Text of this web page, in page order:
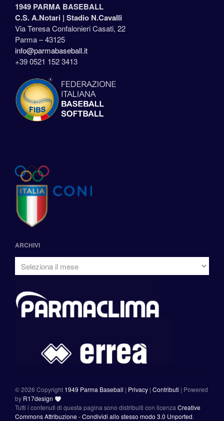
1949 PARMA BASEBALL
C.S. A.Notari | Stadio N.Cavalli
Via Teresa Confalonieri Casati, 22
Parma – 43125
info@parmabaseball.it
+39 0521 152 3413
ARCHIVI
©2026 Copyright 1949 Parma Baseball | Privacy | Contributi | Powered
by R17design
Tutti i contenuti di questa pagina sono distribuiti con licenza Creative
Commons Attribuzione - Condividi allo stesso modo 3.0 Unported.